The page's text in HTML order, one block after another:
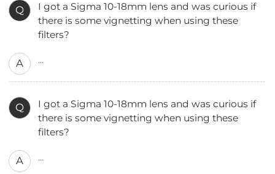
Q
I got a Sigma 10-18mm lens and was curious if
there is some vignetting when using these
filters?
A ...
Q
I got a Sigma 10-18mm lens and was curious if
there is some vignetting when using these
filters?
A ...